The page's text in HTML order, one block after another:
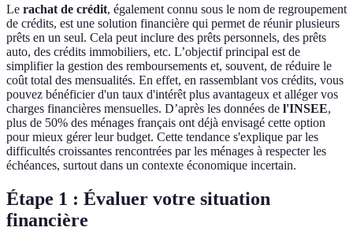
Le rachat de crédit, également connu sous le nom de regroupement
de crédits, est une solution financière qui permet de réunir plusieurs
prêts en un seul. Cela peut inclure des prêts personnels, des prêts
auto, des crédits immobiliers, etc. L’objectif principal est de
simplifier la gestion des remboursements et, souvent, de réduire le
coût total des mensualités. En effet, en rassemblant vos crédits, vous
pouvez bénéficier d'un taux d'intérêt plus avantageux et alléger vos
charges financières mensuelles. D’après les données de l'INSEE,
plus de 50% des ménages français ont déjà envisagé cette option
pour mieux gérer leur budget. Cette tendance s'explique par les
difficultés croissantes rencontrées par les ménages à respecter les
échéances, surtout dans un contexte économique incertain.
Étape 1 : Évaluer votre situation
financière